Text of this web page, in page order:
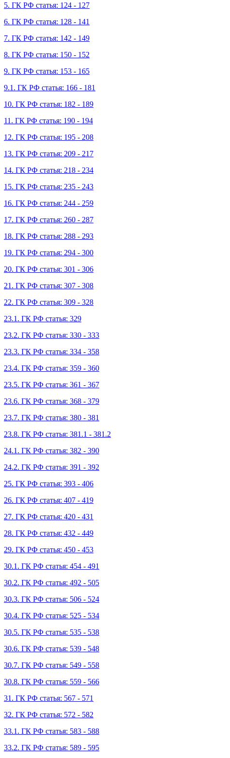
5. ГК РФ статья: 124 - 127
6. ГК РФ статья: 128 - 141
7. ГК РФ статья: 142 - 149
8. ГК РФ статья: 150 - 152
9. ГК РФ статья: 153 - 165
9.1. ГК РФ статья: 166 - 181
10. ГК РФ статья: 182 - 189
11. ГК РФ статья: 190 - 194
12. ГК РФ статья: 195 - 208
13. ГК РФ статья: 209 - 217
14. ГК РФ статья: 218 - 234
15. ГК РФ статья: 235 - 243
16. ГК РФ статья: 244 - 259
17. ГК РФ статья: 260 - 287
18. ГК РФ статья: 288 - 293
19. ГК РФ статья: 294 - 300
20. ГК РФ статья: 301 - 306
21. ГК РФ статья: 307 - 308
22. ГК РФ статья: 309 - 328
23.1. ГК РФ статья: 329
23.2. ГК РФ статья: 330 - 333
23.3. ГК РФ статья: 334 - 358
23.4. ГК РФ статья: 359 - 360
23.5. ГК РФ статья: 361 - 367
23.6. ГК РФ статья: 368 - 379
23.7. ГК РФ статья: 380 - 381
23.8. ГК РФ статья: 381.1 - 381.2
24.1. ГК РФ статья: 382 - 390
24.2. ГК РФ статья: 391 - 392
25. ГК РФ статья: 393 - 406
26. ГК РФ статья: 407 - 419
27. ГК РФ статья: 420 - 431
28. ГК РФ статья: 432 - 449
29. ГК РФ статья: 450 - 453
30.1. ГК РФ статья: 454 - 491
30.2. ГК РФ статья: 492 - 505
30.3. ГК РФ статья: 506 - 524
30.4. ГК РФ статья: 525 - 534
30.5. ГК РФ статья: 535 - 538
30.6. ГК РФ статья: 539 - 548
30.7. ГК РФ статья: 549 - 558
30.8. ГК РФ статья: 559 - 566
31. ГК РФ статья: 567 - 571
32. ГК РФ статья: 572 - 582
33.1. ГК РФ статья: 583 - 588
33.2. ГК РФ статья: 589 - 595